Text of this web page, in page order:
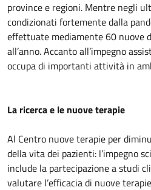
province e regioni. Mentre negli
condizionati fortemente dalla
effettuate mediamente 60 nuove
all’anno. Accanto all’impegno
occupa di importanti attività in
La ricerca e le nuove terapie
Al Centro nuove terapie per
della vita dei pazienti: l’impegno
include la partecipazione a studi
valutare l’efficacia di nuove